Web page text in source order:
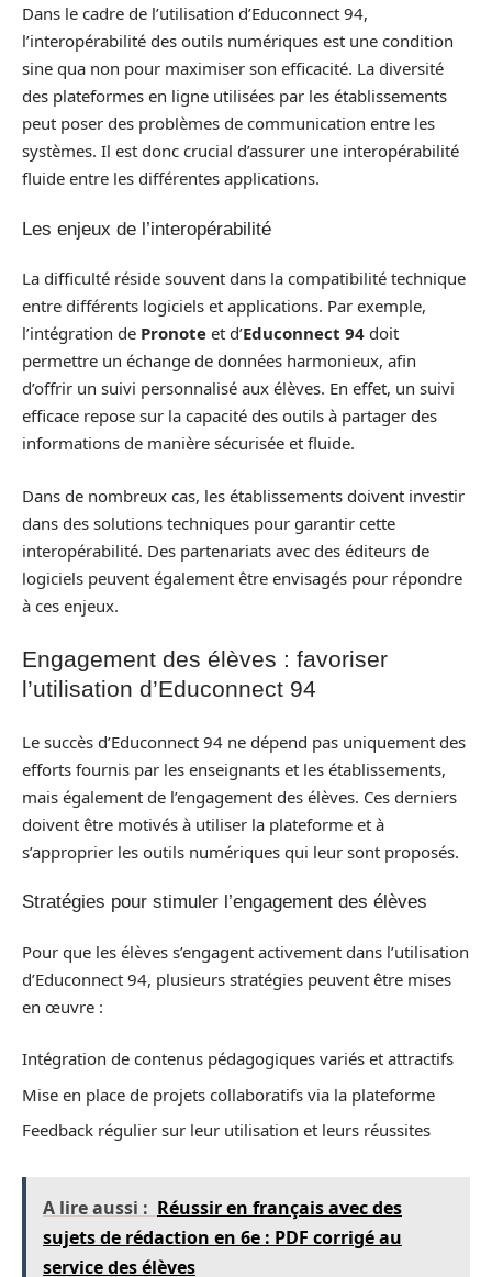
Dans le cadre de l’utilisation d’Educonnect 94,
l’interopérabilité des outils numériques est une condition
sine qua non pour maximiser son efficacité. La diversité
des plateformes en ligne utilisées par les établissements
peut poser des problèmes de communication entre les
systèmes. Il est donc crucial d’assurer une interopérabilité
fluide entre les différentes applications.
Les enjeux de l’interopérabilité
La difficulté réside souvent dans la compatibilité technique
entre différents logiciels et applications. Par exemple,
l’intégration de Pronote et d’Educonnect 94 doit
permettre un échange de données harmonieux, afin
d’offrir un suivi personnalisé aux élèves. En effet, un suivi
efficace repose sur la capacité des outils à partager des
informations de manière sécurisée et fluide.
Dans de nombreux cas, les établissements doivent investir
dans des solutions techniques pour garantir cette
interopérabilité. Des partenariats avec des éditeurs de
logiciels peuvent également être envisagés pour répondre
à ces enjeux.
Engagement des élèves : favoriser
l’utilisation d’Educonnect 94
Le succès d’Educonnect 94 ne dépend pas uniquement des
efforts fournis par les enseignants et les établissements,
mais également de l’engagement des élèves. Ces derniers
doivent être motivés à utiliser la plateforme et à
s’approprier les outils numériques qui leur sont proposés.
Stratégies pour stimuler l’engagement des élèves
Pour que les élèves s’engagent activement dans l’utilisation
d’Educonnect 94, plusieurs stratégies peuvent être mises
en œuvre :
Intégration de contenus pédagogiques variés et attractifs
Mise en place de projets collaboratifs via la plateforme
Feedback régulier sur leur utilisation et leurs réussites
A lire aussi : Réussir en français avec des
sujets de rédaction en 6e : PDF corrigé au
service des élèves